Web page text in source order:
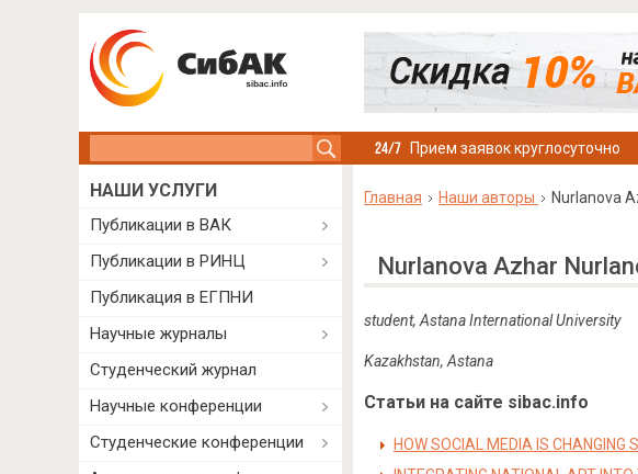
Прием заявок круглосуточно
Главная Наши авторы Nurlanova
Nurlanova Azhar
student, Astana International University
Kazakhstan, Astana
Статьи на сайте sibac.info
HOW SOCIAL MEDIA IS CHANGING
НАШИ УСЛУГИ
Публикации в ВАК
Публикации в РИНЦ
Публикация в ЕГПНИ
Научные журналы
Студенческий журнал
Научные конференции
Студенческие конференции